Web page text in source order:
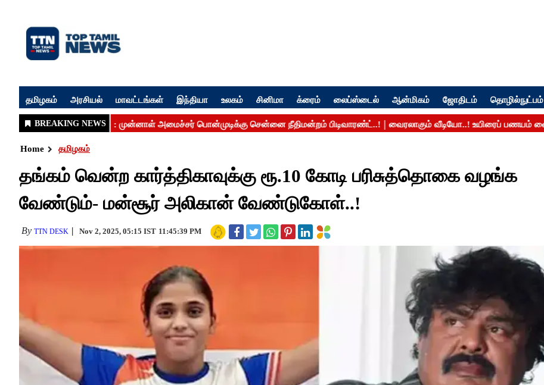
தமிழகம் அரசியல் மாவட்டங்கள் இந்தியா உலகம் சினிமா க்ரைம் லைப்ஸ்டைல் ஆன்மிகம் ஜோதிடம் தொழில்நுட்பம்
Home தமிழகம்
தங்கம் வென்ற கார்த்திகாவுக்கு ரூ.10 கோடி பரிசுத்தொகை வழங்க
வேண்டும்- மன்சூர் அலிகான் வேண்டுகோள்..!
By TTN DESK Nov 2, 2025, 05:15 IST 11:45:39 PM